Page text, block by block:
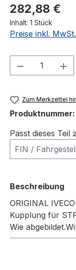
Regulärer Preis:
282,88 €
Inhalt: 1 Stück
Preise inkl.
Produkt
Zum Merkzettel
Produktnummer:
Passt dieses Teil
Beschreibung
ORIGINAL
Kupplung für
Wie